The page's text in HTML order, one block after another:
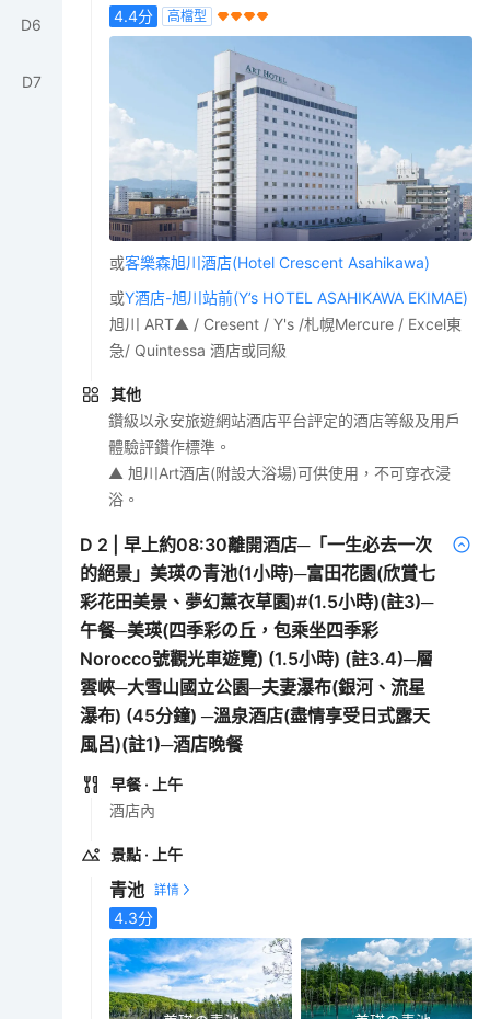
D6
D7
4.4分 高檔型
或客樂森旭川酒店(Hotel Crescent Asahikawa)
或Y酒店-旭川站前(Y’s HOTEL ASAHIKAWA EKIMAE)
旭川 ART▲ / Cresent / Y's /札幌Mercure / Excel東
急/ Quintessa 酒店或同級
其他
鑽級以永安旅遊網站酒店平台評定的酒店等級及用戶
體驗評鑽作標準。
▲ 旭川Art酒店(附設大浴場)可供使用，不可穿衣浸
浴。
D 2 |早上約08:30離開酒店─「一生必去一次
的絕景」美瑛の青池(1小時)─富田花園(欣賞七
彩花田美景、夢幻薰衣草園)#(1.5小時)(註3)─
午餐─美瑛(四季彩の丘，包乘坐四季彩
Norocco號觀光車遊覽) (1.5小時) (註3.4)─層
雲峽─大雪山國立公園─夫妻瀑布(銀河、流星
瀑布) (45分鐘) ─溫泉酒店(盡情享受日式露天
風呂)(註1)─酒店晚餐
早餐 · 上午
酒店內
景點 · 上午
青池
4.3分